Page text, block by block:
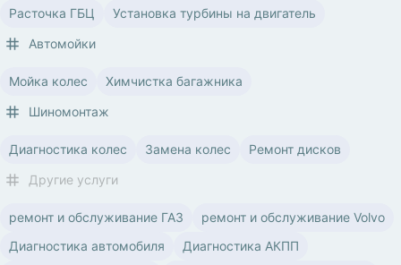
Расточка ГБЦ
Установка турбины на двигатель
Автомойки
Мойка колес
Химчистка багажника
Шиномонтаж
Диагностика колес Замена колес
Ремонт дисков
Другие услуги
ремонт и обслуживание ГАЗ
ремонт и обслуживание Volvo
Диагностика автомобиля
Диагностика АКПП